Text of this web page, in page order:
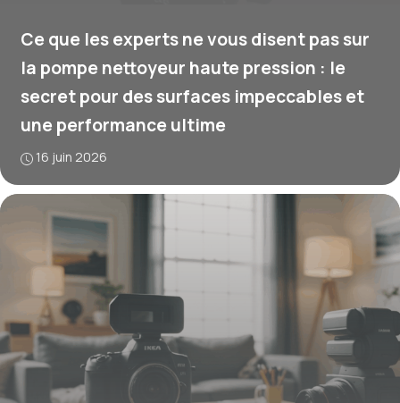
Ce que les experts ne vous disent pas sur
la pompe nettoyeur haute pression : le
secret pour des surfaces impeccables et
une performance ultime
16 juin 2026